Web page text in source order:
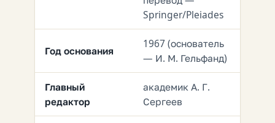
Springer/Pleiades
Год основания
1967 (основатель
— И. М. Гельфанд)
Главный
редактор
академик А. Г.
Сергеев